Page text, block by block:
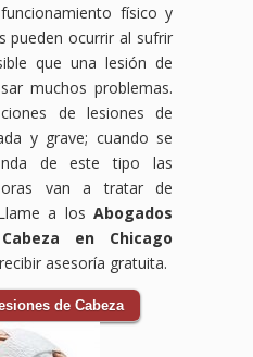
físico y
pueden ocurrir al sufrir
que una lesión de
muchos problemas.
de lesiones de
y grave; cuando se
de este tipo las
van a tratar de
a los Abogados
en Chicago
asesoría gratuita.
de Cabeza